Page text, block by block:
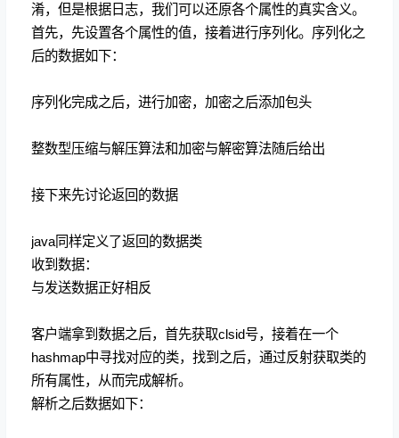
淆，但是根据日志，我们可以还原各个属性的真实含义。
首先，先设置各个属性的值，接着进行序列化。序列化之
后的数据如下：
序列化完成之后，进行加密，加密之后添加包头
整数型压缩与解压算法和加密与解密算法随后给出
接下来先讨论返回的数据
java同样定义了返回的数据类
收到数据：
与发送数据正好相反
客户端拿到数据之后，首先获取clsid号，接着在一个
hashmap中寻找对应的类，找到之后，通过反射获取类的
所有属性，从而完成解析。
解析之后数据如下：